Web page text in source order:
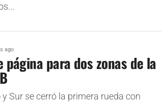
ago
página para dos zonas de la
y Sur se cerró la primera rueda con